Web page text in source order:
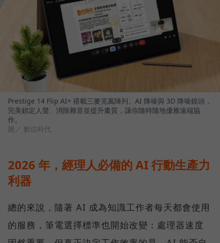
Prestige 14 Flip AI+ 搭載三麥克風陣列、AI 降噪與 3D 降噪鏡頭，
完美鎖定人聲、消除雜音並提升畫質，讓你隨時隨地優雅遠端協
作。
圖／ 數位時代
2026 年，經理人必備的 AI 行動生產力
利器
總的來說，隨著 AI 成為知識工作者每天都會使用
的服務，筆電選擇標準也開始改變：處理器速度